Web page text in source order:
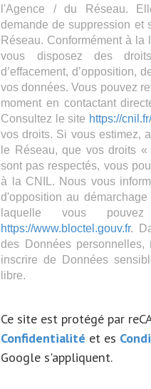
l'Agence / du Réseau.
demande de suppression et
Réseau. Conformément à la
vous disposez des
d’effacement, d’opposition,
vos données. Vous pouvez
moment en contactant
Consultez le site https://
vos droits. Si vous estimez,
le Réseau, que vos droits
sont pas respectés, vous
à la CNIL. Nous vous
d'opposition au
laquelle vous
https://www.bloctel.gouv.fr.
des Données
inscrire de Données
libre.
Ce site est protégé par
Confidentialité et es
Google s'appliquent.